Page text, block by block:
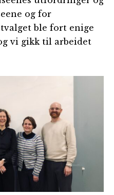
og for
ble fort enige
vi gikk til arbeidet